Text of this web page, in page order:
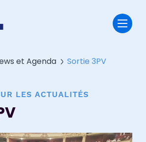
et Agenda Sortie 3PV
LES ACTUALITÉS